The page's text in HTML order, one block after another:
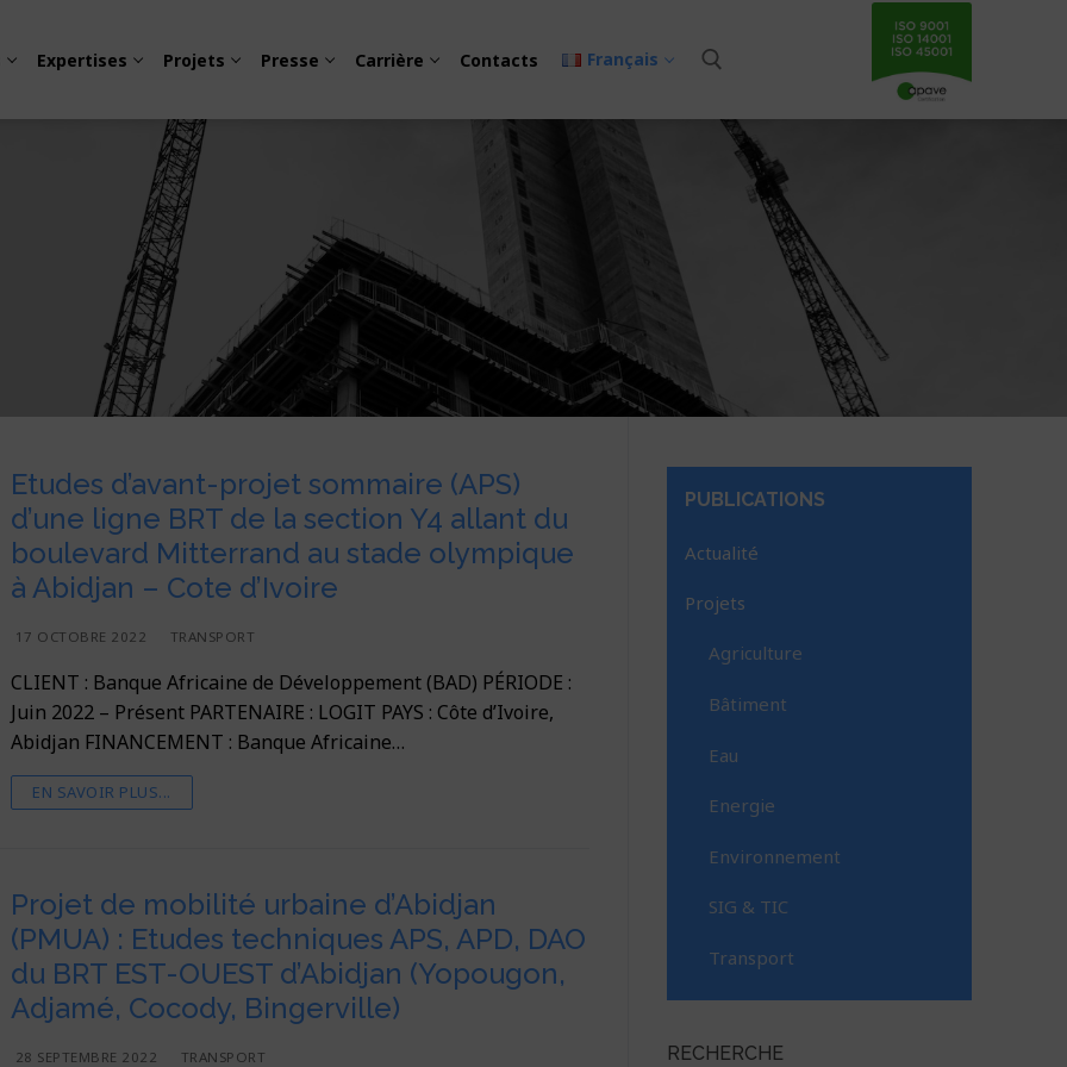
Expertises Projets Presse Carrière Contacts Français
– Sécurité – Environnement
2030
urbaine
et électrification
urbain
rural
et Climat
Géographique (SIG) & TIC
travaux
et Appui
Etudes d’avant-projet sommaire (APS)
d’une ligne BRT de la section Y4 allant du
boulevard Mitterrand au stade olympique
à Abidjan – Cote d’Ivoire
17 OCTOBRE 2022 TRANSPORT
CLIENT : Banque Africaine de Développement (BAD) PÉRIODE :
Juin 2022 – Présent PARTENAIRE : LOGIT PAYS : Côte d’Ivoire,
Abidjan FINANCEMENT : Banque Africaine…
EN SAVOIR PLUS...
Projet de mobilité urbaine d’Abidjan
(PMUA) : Etudes techniques APS, APD, DAO
du BRT EST-OUEST d’Abidjan (Yopougon,
Adjamé, Cocody, Bingerville)
28 SEPTEMBRE 2022 TRANSPORT
PUBLICATIONS
Actualité
Projets
Agriculture
Bâtiment
Eau
Energie
Environnement
SIG & TIC
Transport
RECHERCHE